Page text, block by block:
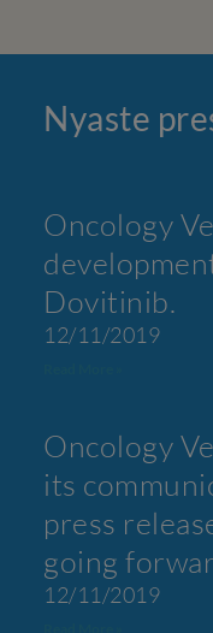
Nyaste
Oncology
Dovitinib.
12/11/2019
Oncology
its
press
going
12/11/2019